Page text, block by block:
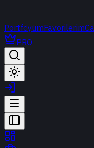
PortföyümFavorilerim
PRO